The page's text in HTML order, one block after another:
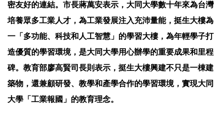
密友好的連結。市長蔣萬安表示，大同大學數十年來為台灣
培養眾多工業人才，為工業發展注入充沛量能，挺生大樓為
一「多功能、科技和人工智慧」的學習大樓，為年輕學子打
造優質的學習環境，是大同大學用心辦學的重要成果和里程
碑。教育部廖高賢司長則表示，挺生大樓興建不只是一棟建
築物，還兼顧研發、教學和產學合作的學習環境，實現大同
大學「工業報國」的教育理念。